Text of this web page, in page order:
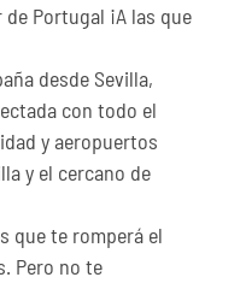
Portugal ¡A las que
desde Sevilla,
con todo el
y aeropuertos
y el cercano de
que te romperá el
Pero no te